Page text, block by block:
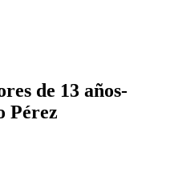
de 13 años-
Pérez